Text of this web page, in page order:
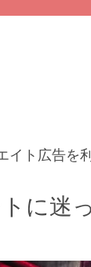
イト広告を
に迷